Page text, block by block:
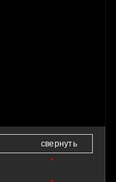
свернуть
*